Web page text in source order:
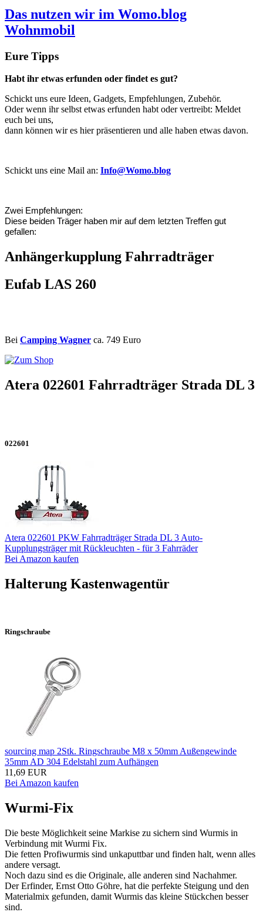
Das nutzen wir im Womo.blog
Wohnmobil
Eure Tipps
Habt ihr etwas erfunden oder findet es gut?
Schickt uns eure Ideen, Gadgets, Empfehlungen, Zubehör.
Oder wenn ihr selbst etwas erfunden habt oder vertreibt: Meldet
euch bei uns,
dann können wir es hier präsentieren und alle haben etwas davon.
Schickt uns eine Mail an: Info@Womo.blog
Zwei Empfehlungen:
Diese beiden Träger haben mir auf dem letzten Treffen gut
gefallen:
Anhängerkupplung Fahrradträger
Eufab LAS 260
Bei Camping Wagner ca. 749 Euro
Atera 022601 Fahrradträger Strada DL 3 ​
022601
Atera 022601 PKW Fahrradträger Strada DL 3 Auto-
Kupplungsträger mit Rückleuchten - für 3 Fahrräder
Bei Amazon kaufen
Halterung Kastenwagentür
Ringschraube
sourcing map 2Stk. Ringschraube M8 x 50mm Außengewinde
35mm AD 304 Edelstahl zum Aufhängen
11,69 EUR
Bei Amazon kaufen
Wurmi-Fix
Die beste Möglichkeit seine Markise zu sichern sind Wurmis in
Verbindung mit Wurmi Fix.
Die fetten Profiwurmis sind unkaputtbar und finden halt, wenn alles
andere versagt.
Noch dazu sind es die Originale, alle anderen sind Nachahmer.
Der Erfinder, Ernst Otto Göhre, hat die perfekte Steigung und den
Materialmix gefunden, damit Wurmis das kleine Stückchen besser
sind.